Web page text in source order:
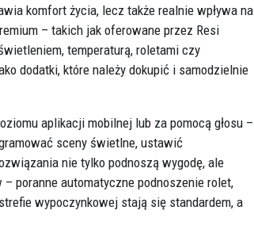
komfort życia, lecz także realnie wpływa na
– takich jak oferowane przez Resi
temperaturą, roletami czy
dodatki, które należy dokupić i samodzielnie
aplikacji mobilnej lub za pomocą głosu –
sceny świetlne, ustawić
nie tylko podnoszą wygodę, ale
poranne automatyczne podnoszenie rolet,
wypoczynkowej stają się standardem, a